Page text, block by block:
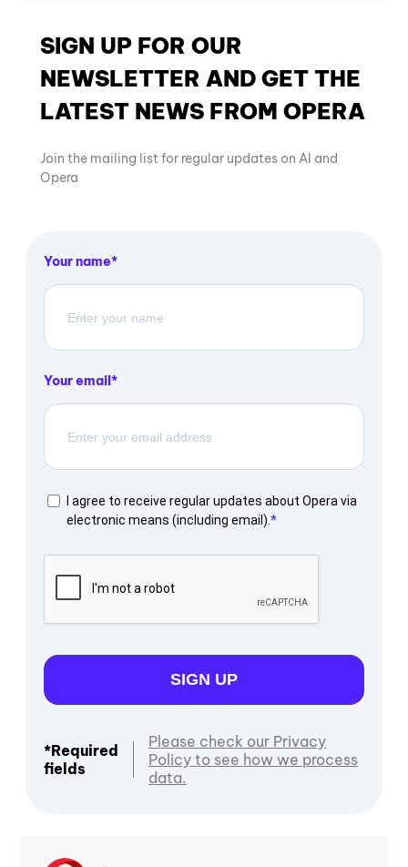
SIGN UP FOR OUR
NEWSLETTER AND GET THE
LATEST NEWS FROM OPERA
Join the mailing list for regular updates on AI and
Opera
Your name
Your email
I agree to receive regular updates about Opera via
electronic means (including email).
SIGN UP
*Required
fields
Please check our Privacy
Policy to see how we process
data.